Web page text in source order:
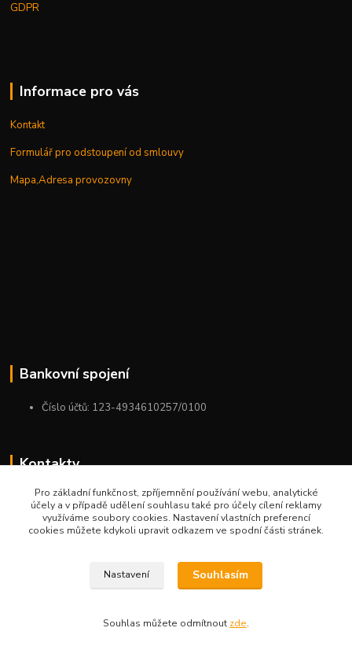
GDPR
Informace pro vás
Kontakt
Formulář pro odstoupení od smlouvy
Mapa,Adresa provozovny
Bankovní spojení
Číslo účtů: 123-4934610257/0100
Kontakty
+420 775 954 963
9:00-12:00-13:00-16:00
Pro základní funkčnost, zpříjemnění používání webu, analytické
účely a v případě udělení souhlasu také pro účely cílení reklamy
využíváme soubory cookies. Nastavení vlastních preferencí
cookies můžete kdykoli upravit odkazem ve spodní části stránek.
Nastavení Souhlasím
Souhlas můžete odmítnout zde.